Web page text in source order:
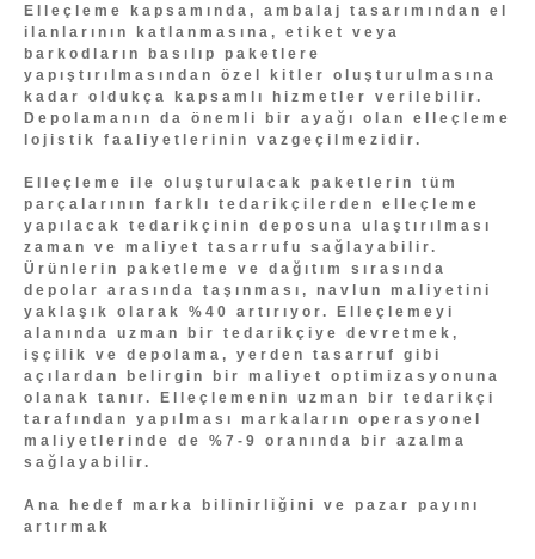
Elleçleme kapsamında, ambalaj tasarımından el
ilanlarının katlanmasına, etiket veya
barkodların basılıp paketlere
yapıştırılmasından özel kitler oluşturulmasına
kadar oldukça kapsamlı hizmetler verilebilir.
Depolamanın da önemli bir ayağı olan elleçleme
lojistik faaliyetlerinin vazgeçilmezidir.
Elleçleme ile oluşturulacak paketlerin tüm
parçalarının farklı tedarikçilerden elleçleme
yapılacak tedarikçinin deposuna ulaştırılması
zaman ve maliyet tasarrufu sağlayabilir.
Ürünlerin paketleme ve dağıtım sırasında
depolar arasında taşınması, navlun maliyetini
yaklaşık olarak %40 artırıyor. Elleçlemeyi
alanında uzman bir tedarikçiye devretmek,
işçilik ve depolama, yerden tasarruf gibi
açılardan belirgin bir maliyet optimizasyonuna
olanak tanır. Elleçlemenin uzman bir tedarikçi
tarafından yapılması markaların operasyonel
maliyetlerinde de %7-9 oranında bir azalma
sağlayabilir.
Ana hedef marka bilinirliğini ve pazar payını
artırmak